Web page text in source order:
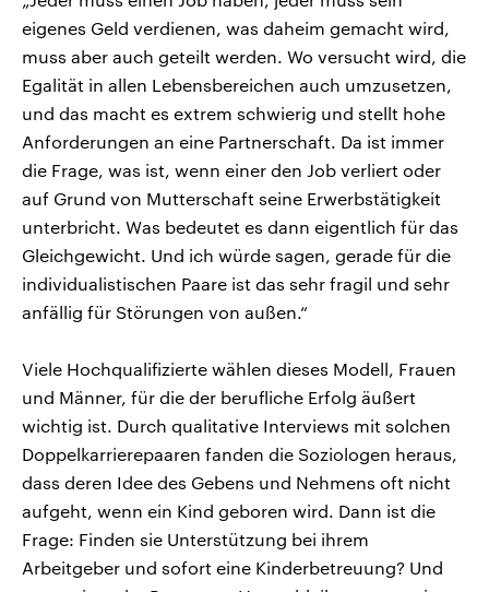
eigenes Geld verdienen, was daheim gemacht wird,
muss aber auch geteilt werden. Wo versucht wird, die
Egalität in allen Lebensbereichen auch umzusetzen,
und das macht es extrem schwierig und stellt hohe
Anforderungen an eine Partnerschaft. Da ist immer
die Frage, was ist, wenn einer den Job verliert oder
auf Grund von Mutterschaft seine Erwerbstätigkeit
unterbricht. Was bedeutet es dann eigentlich für das
Gleichgewicht. Und ich würde sagen, gerade für die
individualistischen Paare ist das sehr fragil und sehr
anfällig für Störungen von außen.“
Viele Hochqualifizierte wählen dieses Modell, Frauen
und Männer, für die der berufliche Erfolg äußert
wichtig ist. Durch qualitative Interviews mit solchen
Doppelkarrierepaaren fanden die Soziologen heraus,
dass deren Idee des Gebens und Nehmens oft nicht
aufgeht, wenn ein Kind geboren wird. Dann ist die
Frage: Finden sie Unterstützung bei ihrem
Arbeitgeber und sofort eine Kinderbetreuung? Und